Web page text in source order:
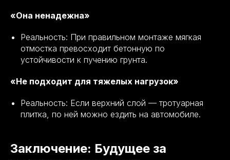
«Она ненадежна»
Реальность: При правильном монтаже мягкая
отмостка превосходит бетонную по
устойчивости к пучению грунта.
«Не подходит для тяжелых нагрузок»
Реальность: Если верхний слой — тротуарная
плитка, по ней можно ездить на автомобиле.
Заключение: Будущее за